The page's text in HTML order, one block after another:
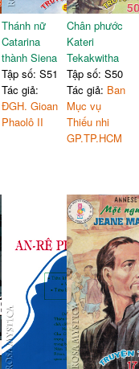
Thánh nữ
Catarina
thành Siena
Tập số: S51
Tác giả:
ĐGH. Gioan
Phaolô II
Chân phước
Kateri
Tekakwitha
Tập số: S50
Tác giả: Ban
Mục vụ
Thiếu nhi
GP.TP.HCM